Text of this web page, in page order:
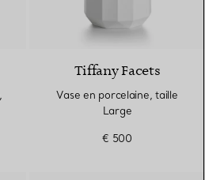
Tiffany Facets
Vase en porcelaine, taille
Large
€ 500